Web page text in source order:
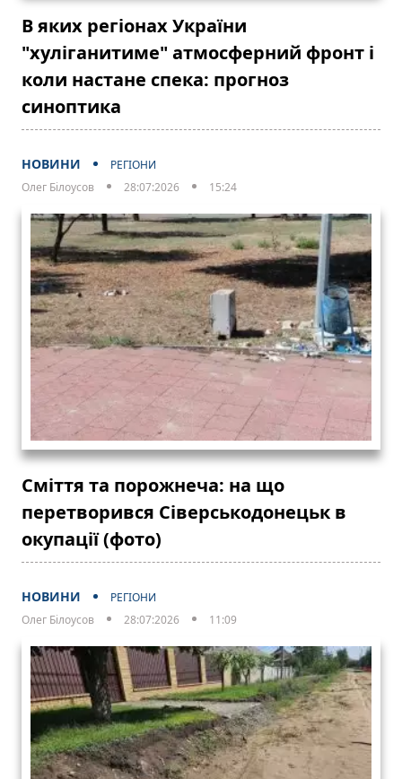
В яких регіонах України
"хуліганитиме" атмосферний фронт і
коли настане спека: прогноз
синоптика
НОВИНИ
РЕГІОНИ
Олег Білоусов
28:07:2026 15:24
Сміття та порожнеча: на що
перетворився Сіверськодонецьк в
окупації (фото)
НОВИНИ
РЕГІОНИ
Олег Білоусов
28:07:2026 11:09